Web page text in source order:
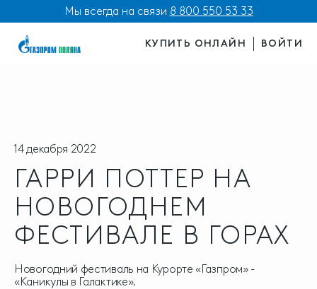
Мы всегда на связи 8 800 550 53 33
КУПИТЬ ОНЛАЙН ВОЙТИ
14 декабря 2022
ГАРРИ ПОТТЕР НА
НОВОГОДНЕМ
ФЕСТИВАЛЕ В ГОРАХ
Новогодний фестиваль на Курорте «Газпром» -
«Каникулы в Галактике».